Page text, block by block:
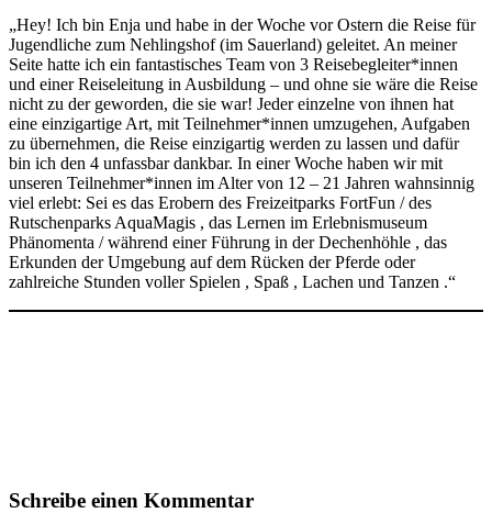
„Hey! Ich bin Enja und habe in der Woche vor Ostern die Reise für
Jugendliche zum Nehlingshof (im Sauerland) geleitet. An meiner
Seite hatte ich ein fantastisches Team von 3 Reisebegleiter*innen
und einer Reiseleitung in Ausbildung – und ohne sie wäre die Reise
nicht zu der geworden, die sie war! Jeder einzelne von ihnen hat
eine einzigartige Art, mit Teilnehmer*innen umzugehen, Aufgaben
zu übernehmen, die Reise einzigartig werden zu lassen und dafür
bin ich den 4 unfassbar dankbar. In einer Woche haben wir mit
unseren Teilnehmer*innen im Alter von 12 – 21 Jahren wahnsinnig
viel erlebt: Sei es das Erobern des Freizeitparks FortFun / des
Rutschenparks AquaMagis , das Lernen im Erlebnismuseum
Phänomenta / während einer Führung in der Dechenhöhle , das
Erkunden der Umgebung auf dem Rücken der Pferde oder
zahlreiche Stunden voller Spielen , Spaß , Lachen und Tanzen .“
Schreibe einen Kommentar